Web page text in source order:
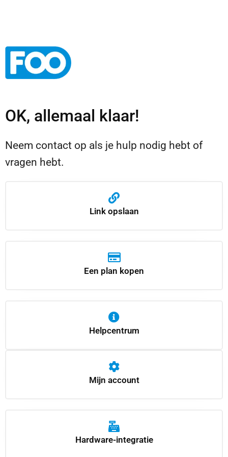
OK, allemaal klaar!
Neem contact op als je hulp nodig hebt of
vragen hebt.
Link opslaan
Een plan kopen
Helpcentrum
Mijn account
Hardware-integratie